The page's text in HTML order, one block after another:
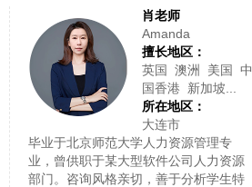
肖老师
Amanda
擅长地区：
英国 澳洲 美国 中
国香港 新加坡...
所在地区：
大连市
毕业于北京师范大学人力资源管理专
业，曾供职于某大型软件公司人力资源
部门。咨询风格亲切，善于分析学生特